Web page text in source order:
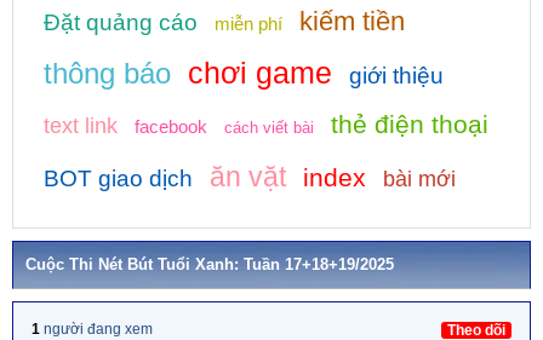
Đặt quảng cáo miễn phí kiếm tiền
thông báo chơi game giới thiệu
text link facebook cách viết bài thẻ điện thoại
BOT giao dịch ăn vặt index bài mới
Cuộc Thi Nét Bút Tuổi Xanh: Tuần 17+18+19/2025
1 người đang xem Theo dõi